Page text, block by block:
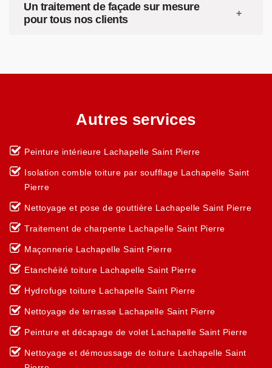
Un traitement de façade sur mesure
pour tous nos clients
Autres services
Peinture intérieure Lachapelle Saint Pierre
Isolation comble toiture par soufflage Lachapelle Saint
Pierre
Nettoyage et pose de gouttière Lachapelle Saint Pierre
Traitement de charpente Lachapelle Saint Pierre
Maçonnerie Lachapelle Saint Pierre
Etanchéité toiture Lachapelle Saint Pierre
Hydrofuge toiture Lachapelle Saint Pierre
Nettoyage de terrasse Lachapelle Saint Pierre
Peinture et décapage de volet Lachapelle Saint Pierre
Nettoyage et démoussage de toiture Lachapelle Saint